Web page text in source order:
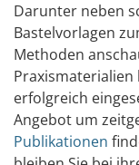
Darunter neben
Bastelvorlagen
Methoden
erfolgreich
Angebot um
Publikationen